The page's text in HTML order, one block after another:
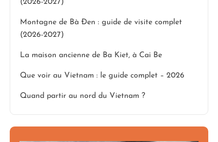
(2026-2027)
Montagne de Bà Đen : guide de visite complet
(2026-2027)
La maison ancienne de Ba Kiet, à Cai Be
Que voir au Vietnam : le guide complet – 2026
Quand partir au nord du Vietnam ?